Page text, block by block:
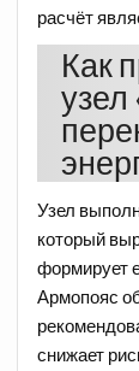
расчёт
Как
Узел
который
формирует
Армопояс
снижает